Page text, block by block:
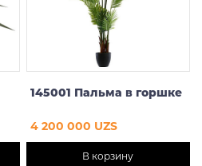
145001 Пальма в горшке
4 200 000 UZS
В корзину